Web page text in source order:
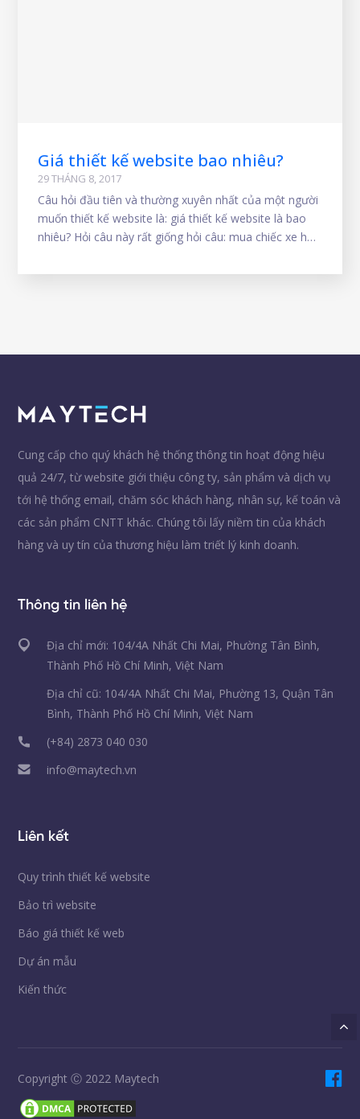
Giá thiết kế website bao nhiêu?
29 THÁNG 8, 2017
Câu hỏi đầu tiên và thường xuyên nhất của một người
muốn thiết kế website là: giá thiết kế website là bao
nhiêu? Hỏi câu này rất giống hỏi câu: mua chiếc xe hơi
cũng giống giá xe hơi, xe hơi giá 400 triệu
Cung cấp cho quý khách hệ thống thông tin hoạt động hiệu
quả 24/7, từ website giới thiệu công ty, sản phẩm và dịch vụ
tới hệ thống email, chăm sóc khách hàng, nhân sự, kế toán và
các sản phẩm CNTT khác. Chúng tôi lấy niềm tin của khách
hàng và uy tín của thương hiệu làm triết lý kinh doanh.
Thông tin liên hệ
Địa chỉ mới: 104/4A Nhất Chi Mai, Phường Tân Bình,
Thành Phố Hồ Chí Minh, Việt Nam
Địa chỉ cũ: 104/4A Nhất Chi Mai, Phường 13, Quận Tân
Bình, Thành Phố Hồ Chí Minh, Việt Nam
(+84) 2873 040 030
info@maytech.vn
Liên kết
Quy trình thiết kế website
Bảo trì website
Báo giá thiết kế web
Dự án mẫu
Kiến thức
Copyright Ⓒ 2022 Maytech